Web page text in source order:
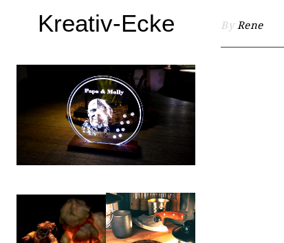
Kreativ-Ecke ByRene